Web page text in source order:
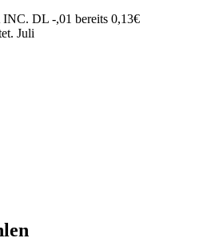
DL -,01 bereits 0,13€
Juli